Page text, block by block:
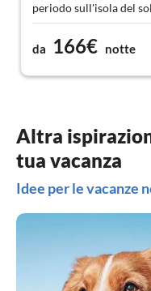
periodo sull'isola del
da 166€ notte
Altra
tua vacanza
Idee per le vacanze